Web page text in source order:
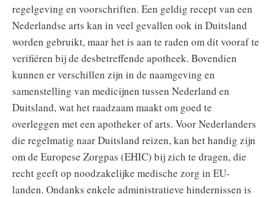
regelgeving en voorschriften. Een geldig recept van een
Nederlandse arts kan in veel gevallen ook in Duitsland
worden gebruikt, maar het is aan te raden om dit vooraf te
verifiëren bij de desbetreffende apotheek. Bovendien
kunnen er verschillen zijn in de naamgeving en
samenstelling van medicijnen tussen Nederland en
Duitsland, wat het raadzaam maakt om goed te
overleggen met een apotheker of arts. Voor Nederlanders
die regelmatig naar Duitsland reizen, kan het handig zijn
om de Europese Zorgpas (EHIC) bij zich te dragen, die
recht geeft op noodzakelijke medische zorg in EU-
landen. Ondanks enkele administratieve hindernissen is